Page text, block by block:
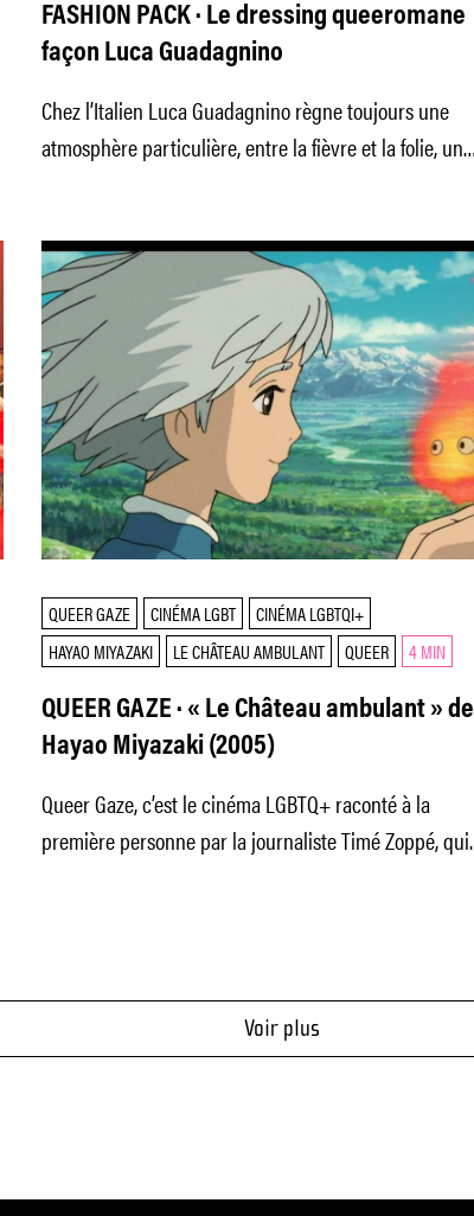
FASHION PACK · Le dressing queeromane
façon Luca Guadagnino
Chez l’Italien Luca Guadagnino règne toujours une
atmosphère particulière, entre la fièvre et la folie, un
QUEER GAZE CINÉMA LGBT
CINÉMA LGBTQI+
HAYAO MIYAZAKI
LE CHÂTEAU AMBULANT QUEER 4 MIN
QUEER GAZE · « Le Château ambulant » de
Hayao Miyazaki (2005)
Queer Gaze, c’est le cinéma LGBTQ+ raconté à la
première personne par la journaliste Timé Zoppé, qui
Voir plus